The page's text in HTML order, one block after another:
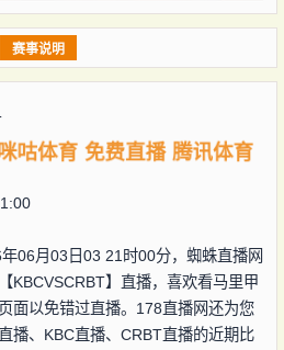
赛事说明
咕体育 免费直播 腾讯体育
06月03日03 21时00分，蜘蛛直播网
KBCVSCRBT】直播，喜欢看马里甲
面以免错过直播。178直播网还为您
播、KBC直播、CRBT直播的近期比